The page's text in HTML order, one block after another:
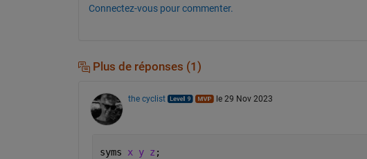
Connectez-vous pour commenter.
Plus de réponses (1)
the cyclist le 29 Nov 2023
syms x y z ;